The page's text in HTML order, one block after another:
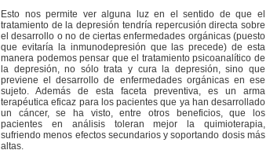
Esto nos permite ver alguna luz en el sentido de que el
tratamiento de la depresión tendría repercusión directa sobre
el desarrollo o no de ciertas enfermedades orgánicas (puesto
que evitaría la inmunodepresión que las precede) de esta
manera podemos pensar que el tratamiento psicoanalítico de
la depresión, no sólo trata y cura la depresión, sino que
previene el desarrollo de enfermedades orgánicas en ese
sujeto. Además de esta faceta preventiva, es un arma
terapéutica eficaz para los pacientes que ya han desarrollado
un cáncer, se ha visto, entre otros beneficios, que los
pacientes en análisis toleran mejor la quimioterapia,
sufriendo menos efectos secundarios y soportando dosis más
altas.